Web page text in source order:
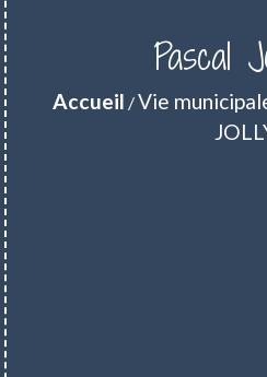
Pascal
Accueil /Vie